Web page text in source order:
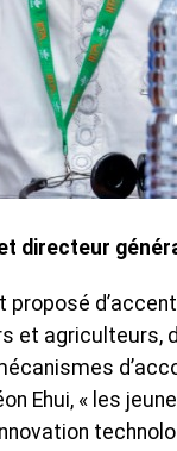
directeur
et agriculteurs,
Ehui, « les